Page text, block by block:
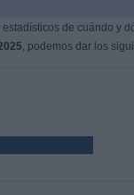
de cuándo y
, podemos dar los